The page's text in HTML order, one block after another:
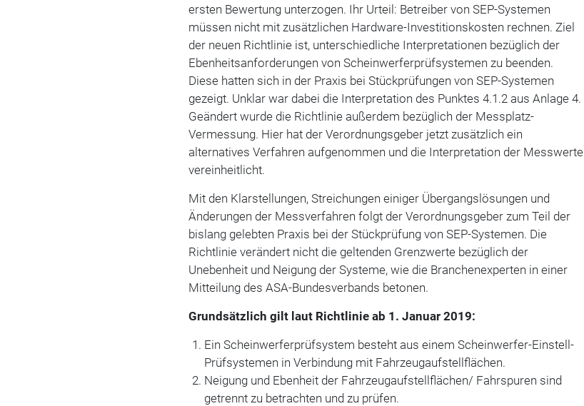
ersten Bewertung unterzogen. Ihr Urteil: Betreiber von SEP-Systemen
müssen nicht mit zusätzlichen Hardware-Investitionskosten rechnen. Ziel
der neuen Richtlinie ist, unterschiedliche Interpretationen bezüglich der
Ebenheitsanforderungen von Scheinwerferprüfsystemen zu beenden.
Diese hatten sich in der Praxis bei Stückprüfungen von SEP-Systemen
gezeigt. Unklar war dabei die Interpretation des Punktes 4.1.2 aus Anlage 4.
Geändert wurde die Richtlinie außerdem bezüglich der Messplatz-
Vermessung. Hier hat der Verordnungsgeber jetzt zusätzlich ein
alternatives Verfahren aufgenommen und die Interpretation der Messwerte
vereinheitlicht.
Mit den Klarstellungen, Streichungen einiger Übergangslösungen und
Änderungen der Messverfahren folgt der Verordnungsgeber zum Teil der
bislang gelebten Praxis bei der Stückprüfung von SEP-Systemen. Die
Richtlinie verändert nicht die geltenden Grenzwerte bezüglich der
Unebenheit und Neigung der Systeme, wie die Branchenexperten in einer
Mitteilung des ASA-Bundesverbands betonen.
Grundsätzlich gilt laut Richtlinie ab 1. Januar 2019:
Ein Scheinwerferprüfsystem besteht aus einem Scheinwerfer-Einstell-
Prüfsystemen in Verbindung mit Fahrzeugaufstellflächen.
Neigung und Ebenheit der Fahrzeugaufstellflächen/ Fahrspuren sind
getrennt zu betrachten und zu prüfen.